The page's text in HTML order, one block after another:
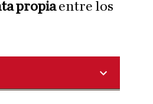
propiaentre los